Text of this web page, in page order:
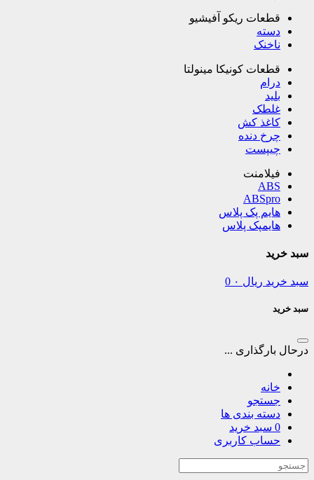
قطعات ریکو آفیشیو
دسته
ناخنک
قطعات کونیکا مینولتا
درام
بلید
غلطک
کاغذ کش
چرخ دنده
چیپست
فیلامنت
ABS
ABSpro
هایم پک پلاس
هایمپک پلاس
سبد خرید
سبد خرید ریال 0
سبد خرید
درحال بارگذاری ...
خانه
جستجو
دسته بندی ها
0 سبد خرید
حساب کاربری